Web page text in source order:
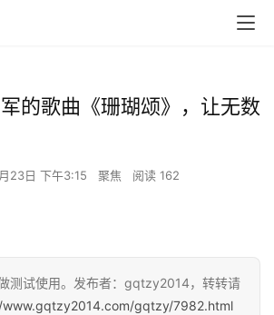
的歌曲《珊瑚颂》，让无数
23日 下午3:15 聚焦 阅读 162
测试使用。发布者：gqtzy2014，转转请
gqtzy/7982.html